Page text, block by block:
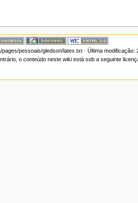
pessoais/gledson/latex.txt· Última modificação:
o conteúdo neste wiki está sob a seguinte